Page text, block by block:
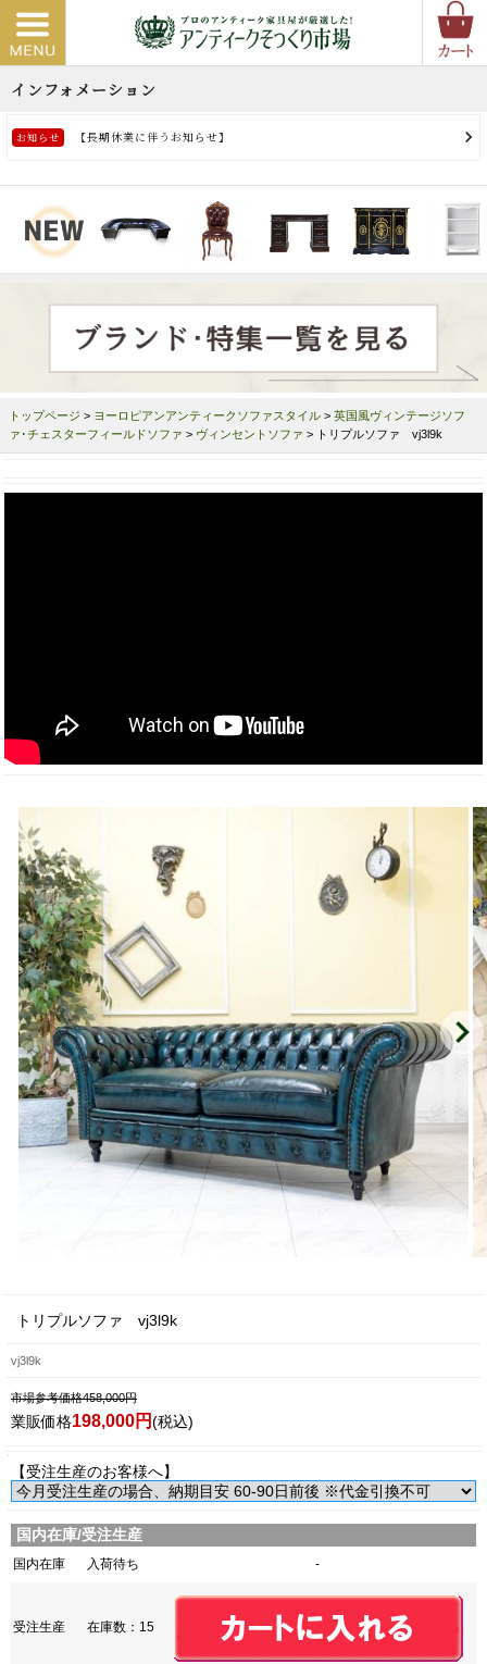
トップページ > ヨーロピアンアンティークソファスタイル > 英国風ヴィンテージソフ
ァ･チェスターフィールドソファ > ヴィンセントソファ > トリプルソファ vj3l9k
トリプルソファ vj3l9k
vj3l9k
市場参考価格458,000円
業販価格198,000円(税込)
【受注生産のお客様へ】
国内在庫/受注生産
国内在庫 入荷待ち -
受注生産 在庫数：15